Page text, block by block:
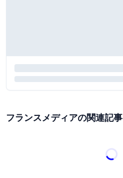
フランスメディアの関連記事